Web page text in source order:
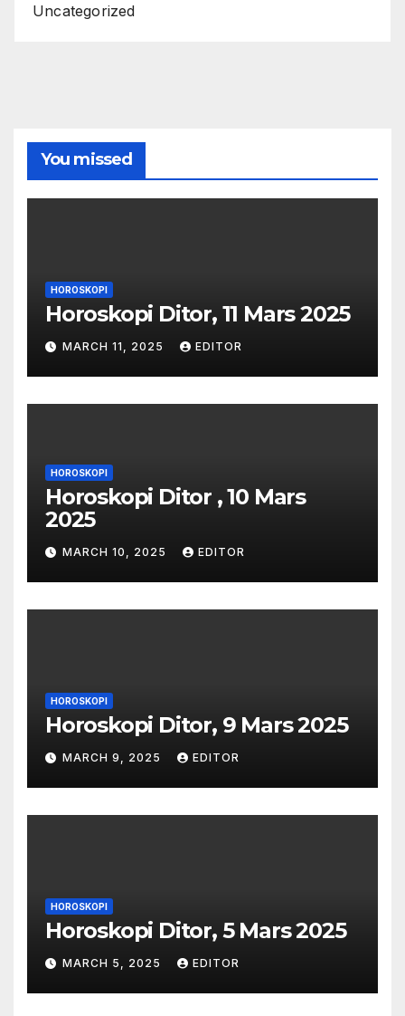
Uncategorized
You missed
HOROSKOPI
Horoskopi Ditor, 11 Mars 2025
MARCH 11, 2025 EDITOR
HOROSKOPI
Horoskopi Ditor , 10 Mars
2025
MARCH 10, 2025 EDITOR
HOROSKOPI
Horoskopi Ditor, 9 Mars 2025
MARCH 9, 2025 EDITOR
HOROSKOPI
Horoskopi Ditor, 5 Mars 2025
MARCH 5, 2025 EDITOR